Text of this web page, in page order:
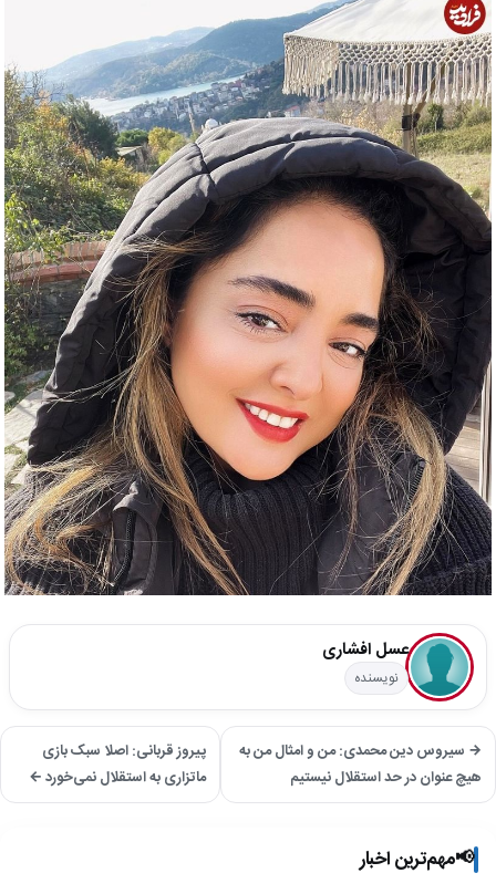
عسل افشاری
نویسنده
→ سیروس دین محمدی: من و امثال من به
هیچ عنوان در حد استقلال نیستیم
پیروز قربانی: اصلا سبک بازی
ماتزاری به استقلال نمی‌خورد ←
📢مهم‌ترین اخبار